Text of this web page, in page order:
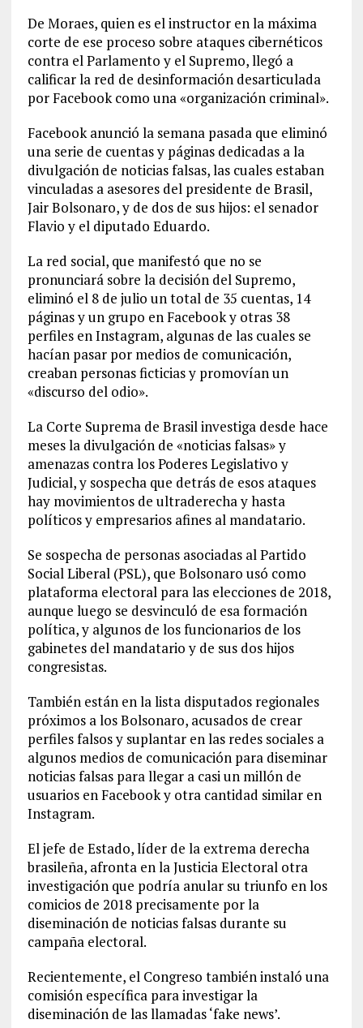
De Moraes, quien es el instructor en la máxima
corte de ese proceso sobre ataques cibernéticos
contra el Parlamento y el Supremo, llegó a
calificar la red de desinformación desarticulada
por Facebook como una «organización criminal».
Facebook anunció la semana pasada que eliminó
una serie de cuentas y páginas dedicadas a la
divulgación de noticias falsas, las cuales estaban
vinculadas a asesores del presidente de Brasil,
Jair Bolsonaro, y de dos de sus hijos: el senador
Flavio y el diputado Eduardo.
La red social, que manifestó que no se
pronunciará sobre la decisión del Supremo,
eliminó el 8 de julio un total de 35 cuentas, 14
páginas y un grupo en Facebook y otras 38
perfiles en Instagram, algunas de las cuales se
hacían pasar por medios de comunicación,
creaban personas ficticias y promovían un
«discurso del odio».
La Corte Suprema de Brasil investiga desde hace
meses la divulgación de «noticias falsas» y
amenazas contra los Poderes Legislativo y
Judicial, y sospecha que detrás de esos ataques
hay movimientos de ultraderecha y hasta
políticos y empresarios afines al mandatario.
Se sospecha de personas asociadas al Partido
Social Liberal (PSL), que Bolsonaro usó como
plataforma electoral para las elecciones de 2018,
aunque luego se desvinculó de esa formación
política, y algunos de los funcionarios de los
gabinetes del mandatario y de sus dos hijos
congresistas.
También están en la lista disputados regionales
próximos a los Bolsonaro, acusados de crear
perfiles falsos y suplantar en las redes sociales a
algunos medios de comunicación para diseminar
noticias falsas para llegar a casi un millón de
usuarios en Facebook y otra cantidad similar en
Instagram.
El jefe de Estado, líder de la extrema derecha
brasileña, afronta en la Justicia Electoral otra
investigación que podría anular su triunfo en los
comicios de 2018 precisamente por la
diseminación de noticias falsas durante su
campaña electoral.
Recientemente, el Congreso también instaló una
comisión específica para investigar la
diseminación de las llamadas ‘fake news’.